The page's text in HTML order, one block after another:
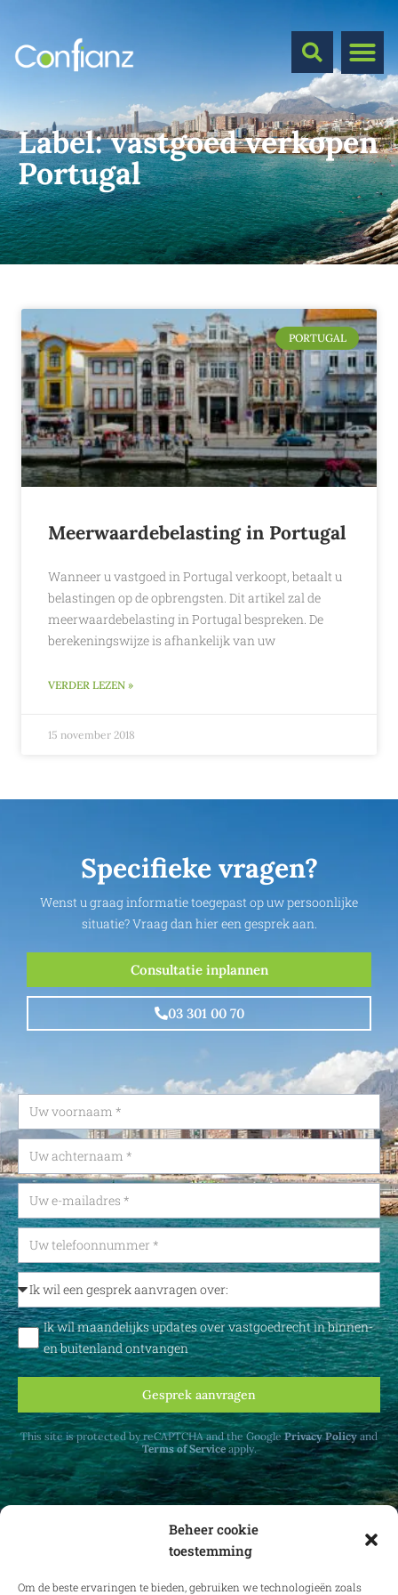
Beheer cookie
toestemming
Om de beste ervaringen te bieden, gebruiken we technologieën zoals
Label:vastgoed verkopen
Portugal
PORTUGAL
Meerwaardebelasting in Portugal
Wanneer u vastgoed in Portugal verkoopt, betaalt u
belastingen op de opbrengsten. Dit artikel zal de
meerwaardebelasting in Portugal bespreken. De
berekeningswijze is afhankelijk van uw
VERDER LEZEN »
15 november 2018
Specifieke vragen?
Wenst u graag informatie toegepast op uw persoonlijke
situatie? Vraag dan hier een gesprek aan.
Consultatie inplannen
03 301 00 70
Ik wil maandelijks updates over vastgoedrecht in binnen-
en buitenland ontvangen
Gesprek aanvragen
This site is protected by reCAPTCHA and the GooglePrivacy Policyand
Terms of Serviceapply.
Ontvang maandelijks updates over
vastgoedrecht in binnen- en buitenland.